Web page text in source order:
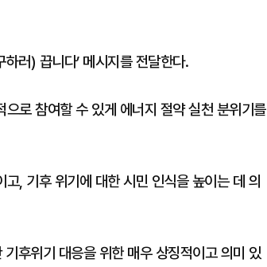
러) 끕니다’ 메시지를 전달한다.
로 참여할 수 있게 에너지 절약 실천 분위기를
, 기후 위기에 대한 시민 인식을 높이는 데 의
후위기 대응을 위한 매우 상징적이고 의미 있